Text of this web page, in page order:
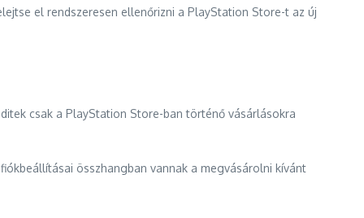
el rendszeresen ellenőrizni a PlayStation Store-t az új
csak a PlayStation Store-ban történő vásárlásokra
összhangban vannak a megvásárolni kívánt